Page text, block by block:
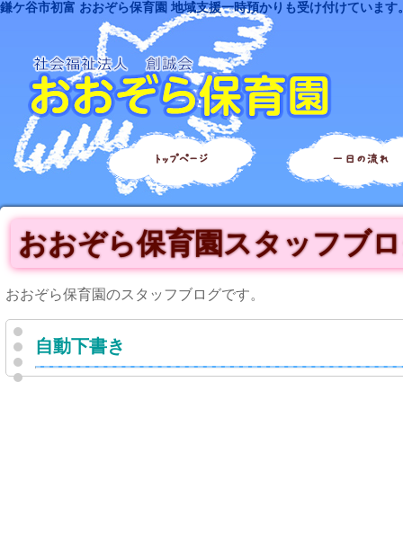
鎌ケ谷市初富 おおぞら保育園 地域支援一時預かりも受け付けています
トップページ 一日の流れ
おおぞら保育園スタッフブ
おおぞら保育園のスタッフブログです。
自動下書き